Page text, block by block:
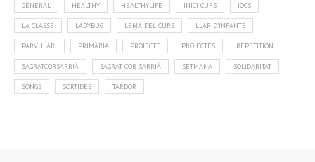
GENERAL HEALTHY HEALTHYLIFE INICI CURS JOCS
LA CLASSE LADYBUG LEMA DEL CURS LLAR D'INFANTS
PARVULARI PRIMÀRIA PROJECTE PROJECTES REPETITION
SAGRATCORSARRIÀ SAGRAT COR SARRIÀ SETMANA SOLIDARITAT
SONGS SORTIDES TARDOR